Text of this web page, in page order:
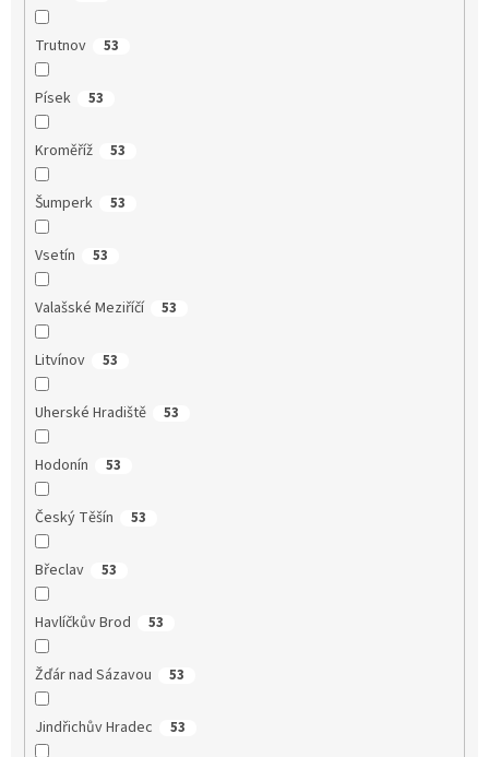
Trutnov 53
Písek 53
Kroměříž 53
Šumperk 53
Vsetín 53
Valašské Meziříčí 53
Litvínov 53
Uherské Hradiště 53
Hodonín 53
Český Těšín 53
Břeclav 53
Havlíčkův Brod 53
Žďár nad Sázavou 53
Jindřichův Hradec 53